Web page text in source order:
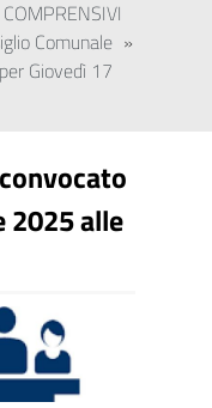
Comunale »
Giovedì 17
2025 alle